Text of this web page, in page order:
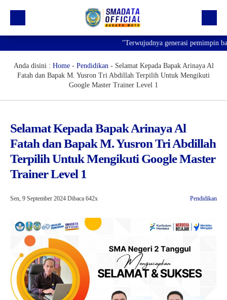
Profil
Prestasi
Informasi
Saluran Resmi WA
"Terwujudnya generasi pemimpin
Anda disini : Home- Pendidikan- Selamat Kepada Bapak Arinaya Al
Fatah dan Bapak M. Yusron Tri Abdillah Terpilih Untuk Mengikuti
Google Master Trainer Level 1
Selamat Kepada Bapak Arinaya Al
Fatah dan Bapak M. Yusron Tri Abdillah
Terpilih Untuk Mengikuti Google Master
Trainer Level 1
Sen, 9 September 2024 Dibaca 642x Pendidikan